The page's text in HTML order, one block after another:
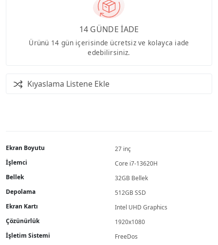
14 GÜNDE İADE
Ürünü 14 gün içerisinde ücretsiz ve kolayca iade
edebilirsiniz.
Kıyaslama Listene Ekle
Ekran Boyutu
27 inç
İşlemci
Core i7-13620H
Bellek
32GB Bellek
Depolama
512GB SSD
Ekran Kartı
Intel UHD Graphics
Çözünürlük
1920x1080
İşletim Sistemi
FreeDos